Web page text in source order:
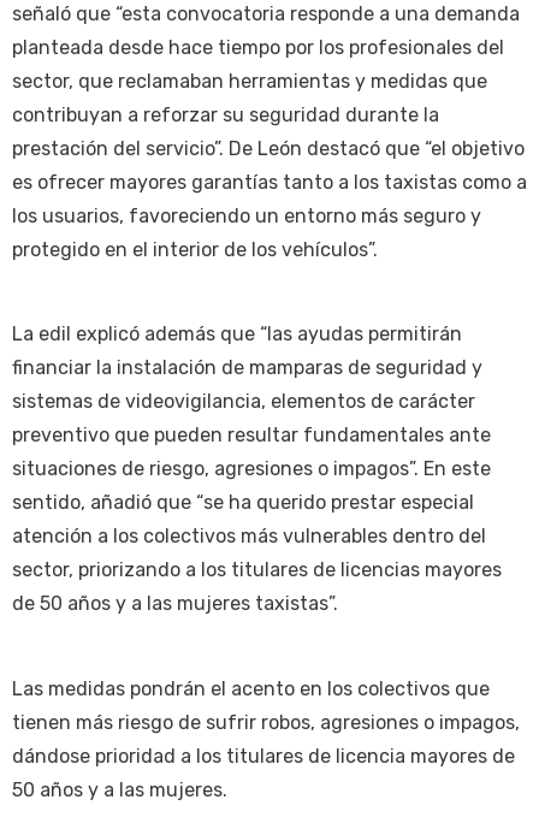
señaló que “esta convocatoria responde a una demanda
planteada desde hace tiempo por los profesionales del
sector, que reclamaban herramientas y medidas que
contribuyan a reforzar su seguridad durante la
prestación del servicio”. De León destacó que “el objetivo
es ofrecer mayores garantías tanto a los taxistas como a
los usuarios, favoreciendo un entorno más seguro y
protegido en el interior de los vehículos”.
La edil explicó además que “las ayudas permitirán
financiar la instalación de mamparas de seguridad y
sistemas de videovigilancia, elementos de carácter
preventivo que pueden resultar fundamentales ante
situaciones de riesgo, agresiones o impagos”. En este
sentido, añadió que “se ha querido prestar especial
atención a los colectivos más vulnerables dentro del
sector, priorizando a los titulares de licencias mayores
de 50 años y a las mujeres taxistas”.
Las medidas pondrán el acento en los colectivos que
tienen más riesgo de sufrir robos, agresiones o impagos,
dándose prioridad a los titulares de licencia mayores de
50 años y a las mujeres.